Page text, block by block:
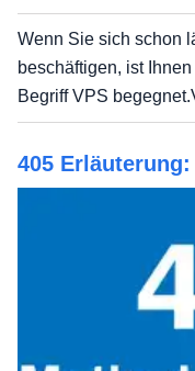
Wenn Sie sich schon
beschäftigen, ist
Begriff VPS
Hosting-Plan
dass VPS der
405
und